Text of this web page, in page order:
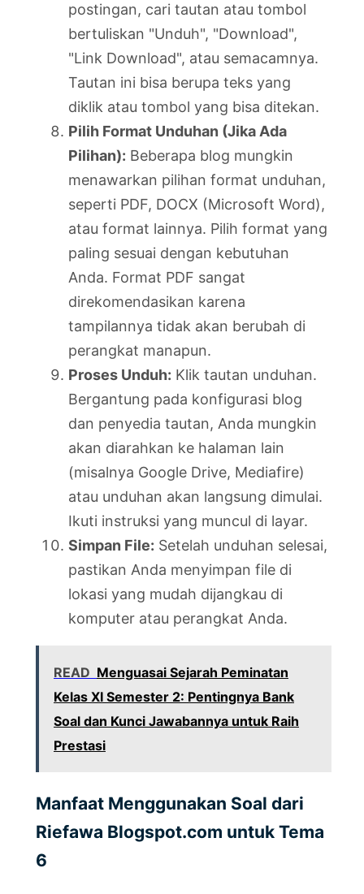
postingan, cari tautan atau tombol
bertuliskan "Unduh", "Download",
"Link Download", atau semacamnya.
Tautan ini bisa berupa teks yang
diklik atau tombol yang bisa ditekan.
Pilih Format Unduhan (Jika Ada
Pilihan): Beberapa blog mungkin
menawarkan pilihan format unduhan,
seperti PDF, DOCX (Microsoft Word),
atau format lainnya. Pilih format yang
paling sesuai dengan kebutuhan
Anda. Format PDF sangat
direkomendasikan karena
tampilannya tidak akan berubah di
perangkat manapun.
Proses Unduh: Klik tautan unduhan.
Bergantung pada konfigurasi blog
dan penyedia tautan, Anda mungkin
akan diarahkan ke halaman lain
(misalnya Google Drive, Mediafire)
atau unduhan akan langsung dimulai.
Ikuti instruksi yang muncul di layar.
Simpan File: Setelah unduhan selesai,
pastikan Anda menyimpan file di
lokasi yang mudah dijangkau di
komputer atau perangkat Anda.
READ Menguasai Sejarah Peminatan
Kelas XI Semester 2: Pentingnya Bank
Soal dan Kunci Jawabannya untuk Raih
Prestasi
Manfaat Menggunakan Soal dari
Riefawa Blogspot.com untuk Tema
6